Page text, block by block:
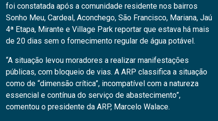
foi constatada após a comunidade residente nos bairros
Sonho Meu, Cardeal, Aconchego, São Francisco, Mariana, Jaú
4ª Etapa, Mirante e Village Park reportar que estava há mais
de 20 dias sem o fornecimento regular de água potável.
“A situação levou moradores a realizar manifestações
públicas, com bloqueio de vias. A ARP classifica a situação
como de “dimensão crítica”, incompatível com a natureza
essencial e contínua do serviço de abastecimento”,
comentou o presidente da ARP, Marcelo Walace.